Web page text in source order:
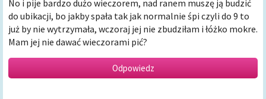
No i pije bardzo dużo wieczorem, nad ranem muszę ją budzić
do ubikacji, bo jakby spała tak jak normalnie śpi czyli do 9 to
już by nie wytrzymała, wczoraj jej nie zbudziłam i łóżko mokre.
Mam jej nie dawać wieczorami pić?